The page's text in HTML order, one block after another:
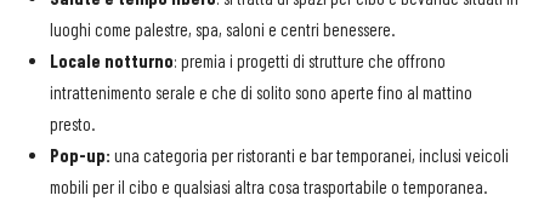
luoghi come palestre, spa, saloni e centri benessere.
Locale notturno: premia i progetti di strutture che offrono
intrattenimento serale e che di solito sono aperte fino al mattino
presto.
Pop-up: una categoria per ristoranti e bar temporanei, inclusi veicoli
mobili per il cibo e qualsiasi altra cosa trasportabile o temporanea.